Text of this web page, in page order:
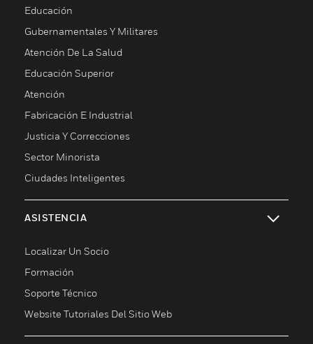
Educación
Gubernamentales Y Militares
Atención De La Salud
Educación Superior
Atención
Fabricación E Industrial
Justicia Y Correcciones
Sector Minorista
Ciudades Inteligentes
ASISTENCIA
Cambiar vista
Localizar Un Socio
Formación
Soporte Técnico
Website Tutoriales Del Sitio Web